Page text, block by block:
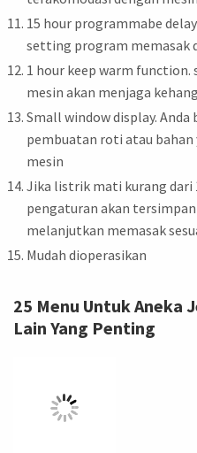
15 hour programmabe
setting program memasak
1 hour keep warm
mesin akan menjaga
Small window display.
pembuatan roti atau bahan
mesin
Jika listrik mati kurang dari
pengaturan akan
melanjutkan memasak
Mudah dioperasikan
25 Menu Untuk Aneka
Lain Yang Penting